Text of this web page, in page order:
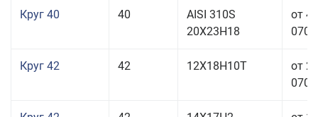
Круг 40 40
AISI 310S
20Х23Н18
от
Круг 42 42 12Х18Н10Т
от